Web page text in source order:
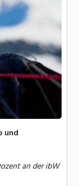
und
an der ibW